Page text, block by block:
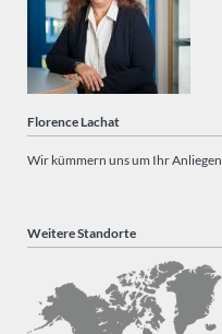
Florence Lachat
Wir kümmern uns um Ihr Anliegen
Weitere Standorte